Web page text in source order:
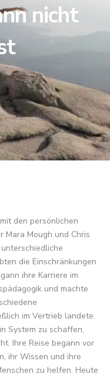
nicht
den persönlichen
Mara Mough und Chris
die Einschränkungen
ihre Karriere im
und machte
im Vertrieb landete.
System zu schaffen,
Ihre Reise begann vor
ihr Wissen und ihre
zu helfen. Heute